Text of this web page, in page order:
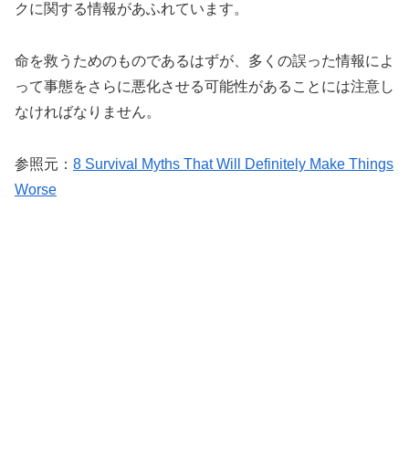
クに関する情報があふれています。
命を救うためのものであるはずが、多くの誤った情報によ
って事態をさらに悪化させる可能性があることには注意し
なければなりません。
参照元： 8 Survival Myths That Will Definitely Make Things
Worse